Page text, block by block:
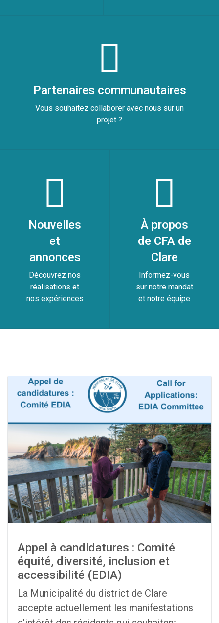
Partenaires communautaires
Vous souhaitez collaborer avec nous sur un
projet ?
Nouvelles
et
annonces
Découvrez nos
réalisations et
nos expériences
À propos
de CFA de
Clare
Informez-vous
sur notre mandat
et notre équipe
Appel à candidatures : Comité
équité, diversité, inclusion et
accessibilité (EDIA)
La Municipalité du district de Clare
accepte actuellement les manifestations